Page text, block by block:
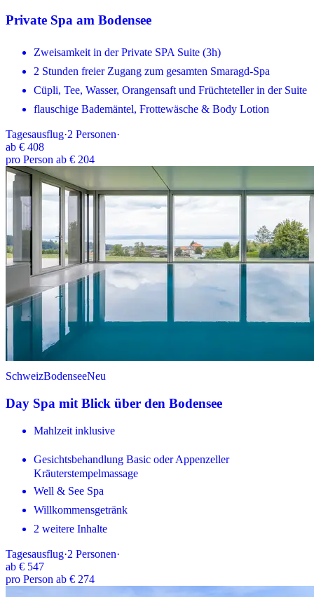
Private Spa am Bodensee
Zweisamkeit in der Private SPA Suite (3h)
2 Stunden freier Zugang zum gesamten Smaragd-Spa
Cüpli, Tee, Wasser, Orangensaft und Früchteteller in der Suite
flauschige Bademäntel, Frottewäsche & Body Lotion
Tagesausflug·2 Personen·
ab € 408
pro Person ab € 204
SchweizBodenseeNeu
Day Spa mit Blick über den Bodensee
Mahlzeit inklusive
Gesichtsbehandlung Basic oder Appenzeller
Kräuterstempelmassage
Well & See Spa
Willkommensgetränk
2 weitere Inhalte
Tagesausflug·2 Personen·
ab € 547
pro Person ab € 274